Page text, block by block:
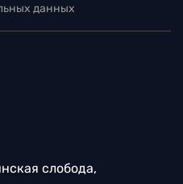
данных
слобода,